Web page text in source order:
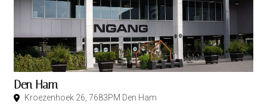
Den Ham
Kroezenhoek 26, 7683PM Den Ham